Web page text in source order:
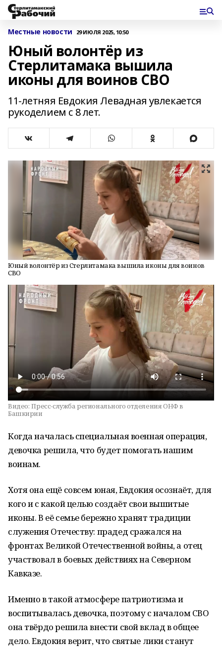
Местные новости 29 ИЮЛЯ 2025, 10:50
Юный волонтёр из
Стерлитамака вышила
иконы для воинов СВО
11-летняя Евдокия Левадная увлекается
рукоделием с 8 лет.
Юный волонтёр из Стерлитамака вышила иконы для воинов
СВО
Видео: Пресс-служба регионального отделения ОНФ в
Башкирии
Когда началась специальная военная операция,
девочка решила, что будет помогать нашим
воинам.
Хотя она ещё совсем юная, Евдокия осознаёт, для
кого и с какой целью создаёт свои вышитые
иконы. В её семье бережно хранят традиции
служения Отечеству: прадед сражался на
фронтах Великой Отечественной войны, а отец
участвовал в боевых действиях на Северном
Кавказе.
Именно в такой атмосфере патриотизма и
воспитывалась девочка, поэтому с началом СВО
она твёрдо решила внести свой вклад в общее
дело. Евдокия верит, что святые лики станут